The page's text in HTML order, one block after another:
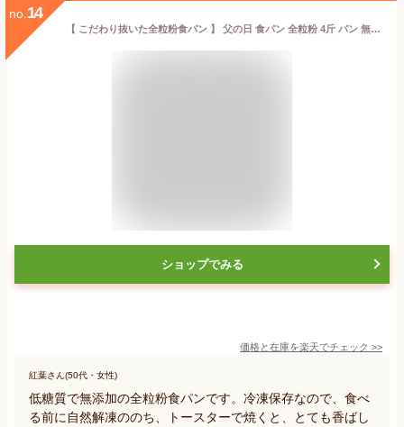
no. 14
【 こだわり抜いた全粒粉食パン 】 父の日 食パン 全粒粉 4斤 パン 無添加 お取り寄せ 国産小麦 安全 低たんぱく 低カロリー 食パンセット ふわふわ 食パン パン ギフト 手作りパン 低糖質 冷凍配送 冷凍保存 天然酵母 糖質オフ 糖質 糖質制限 ダイエット 美味しい
ショップでみる
価格と在庫を楽天でチェック >>
紅葉さん(50代・女性)
低糖質で無添加の全粒粉食パンです。冷凍保存なので、食べ
る前に自然解凍ののち、トースターで焼くと、とても香ばし